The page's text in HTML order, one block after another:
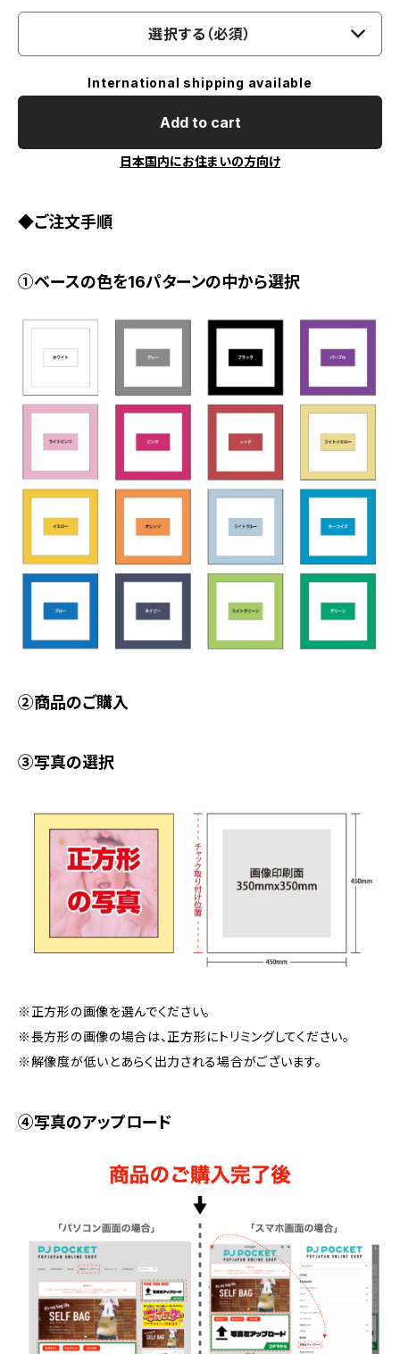
選択する（必須）
International shipping available
Add to cart
日本国内にお住まいの方向け
◆ご注文手順
①ベースの色を16パターンの中から選択
②商品のご購入
③写真の選択
※正方形の画像を選んでください。
※長方形の画像の場合は、正方形にトリミングしてください。
※解像度が低いとあらく出力される場合がございます。
④写真のアップロード